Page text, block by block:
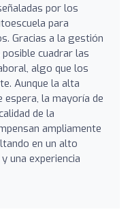
por los
para
Gracias a la gestión
cuadrar las
algo que los
Aunque la alta
espera, la mayoría de
de la
ampliamente
en un alto
una experiencia